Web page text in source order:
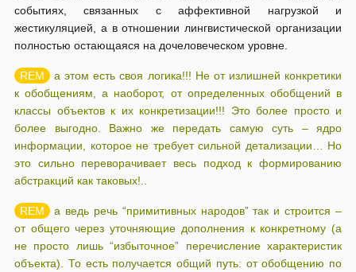
событиях, связанных с аффективной нагрузкой и
жестикуляцией, а в отношении лингвистической организации
полностью остающаяся на дочеловеческом уровне.
а этом есть своя логика!!! Не от излишней конкретики
к обобщениям, а наоборот, от определенных обобщений в
классы объектов к их конкретизации!!! Это более просто и
более выгодно. Важно же передать самую суть – ядро
информации, которое не требует сильной детализации… Но
это сильно переворачивает весь подход к формированию
абстракций как таковых!..
а ведь речь “примитивных народов” так и строится –
от общего через уточняющие дополнения к конкретному (а
не просто лишь “избыточное” перечисление характеристик
объекта). То есть получается общий путь: от обобщению по